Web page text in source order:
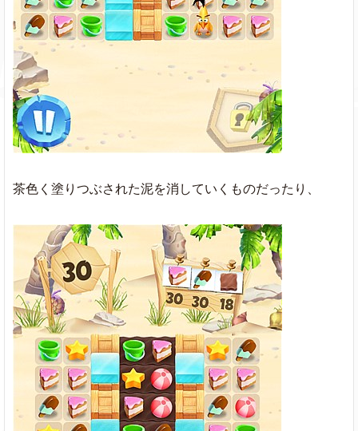
茶色く塗りつぶされた泥を消していくものだったり、